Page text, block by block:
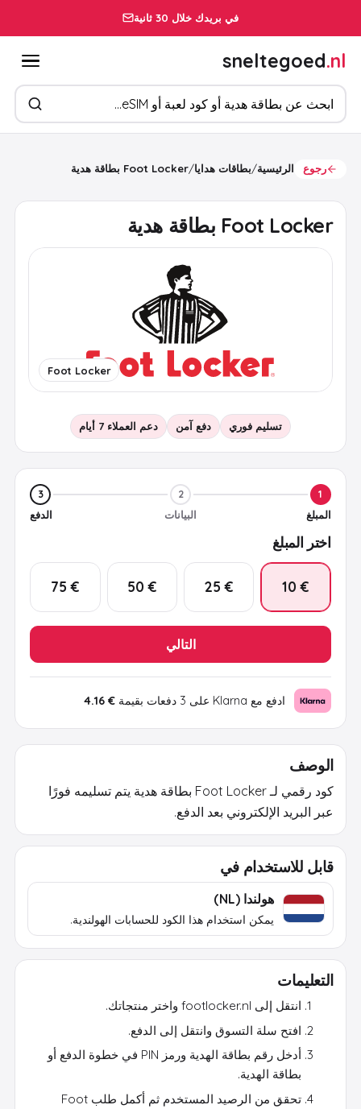
في بريدك خلال 30 ثانية
sneltegoed.nl
ابحث عن المنتجات
رجوع الرئيسية/بطاقات هدايا/Foot Locker بطاقة هدية
Foot Locker بطاقة هدية
Foot Locker
تسليم فوري دفع آمن دعم العملاء 7 أيام
1
المبلغ
2
البيانات
3
الدفع
اختر المبلغ
€ 10
€ 25
€ 50
€ 75
التالي
ادفع مع Klarna على 3 دفعات بقيمة € 4.16
الوصف
كود رقمي لـ Foot Locker بطاقة هدية يتم تسليمه فورًا
عبر البريد الإلكتروني بعد الدفع.
قابل للاستخدام في
هولندا (NL)
يمكن استخدام هذا الكود للحسابات الهولندية.
التعليمات
انتقل إلى footlocker.nl واختر منتجاتك.
افتح سلة التسوق وانتقل إلى الدفع.
أدخل رقم بطاقة الهدية ورمز PIN في خطوة الدفع أو
بطاقة الهدية.
تحقق من الرصيد المستخدم ثم أكمل طلب Foot